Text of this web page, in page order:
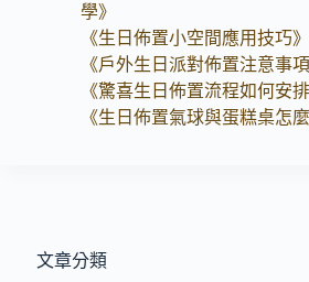
學》
《生日佈置小空間應用技巧》
《戶外生日派對佈置注意事項
《驚喜生日佈置流程如何安排
《生日佈置氣球與蛋糕桌怎
文章分類